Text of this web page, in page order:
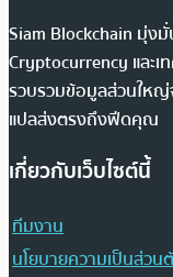
Siam Blockchain มุ่ง
Cryptocurrency และเ
รวบรวมข้อมูลส่วนใหญ่
แปลส่งตรงถึงฟีดคุณ
เกี่ยวกับเว็บไซต์นี้
ทีมงาน
นโยบายความเป็นส่วน